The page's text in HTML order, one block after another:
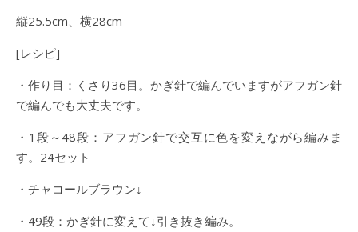
縦25.5cm、横28cm
[レシピ]
・作り目：くさり36目。かぎ針で編んでいますがアフガン針
で編んでも大丈夫です。
・1段～48段：アフガン針で交互に色を変えながら編みま
す。24セット
・チャコールブラウン↓
・49段：かぎ針に変えて↓引き抜き編み。